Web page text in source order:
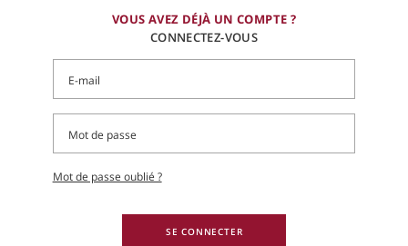
VOUS AVEZ DÉJÀ UN COMPTE ?
CONNECTEZ-VOUS
Mot de passe oublié ?
SE CONNECTER